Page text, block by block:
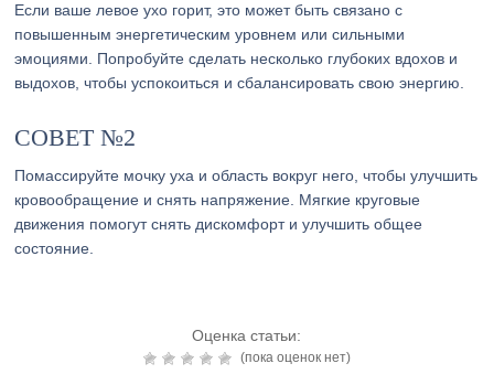
Если ваше левое ухо горит, это может быть связано с
повышенным энергетическим уровнем или сильными
эмоциями. Попробуйте сделать несколько глубоких вдохов и
выдохов, чтобы успокоиться и сбалансировать свою энергию.
СОВЕТ №2
Помассируйте мочку уха и область вокруг него, чтобы улучшить
кровообращение и снять напряжение. Мягкие круговые
движения помогут снять дискомфорт и улучшить общее
состояние.
Оценка статьи:
(пока оценок нет)